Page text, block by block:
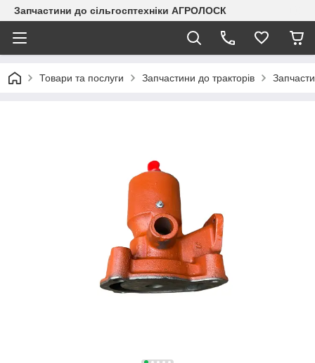
Запчастини до сільгосптехніки АГРОЛОСК
Товари та послуги Запчастини до тракторів